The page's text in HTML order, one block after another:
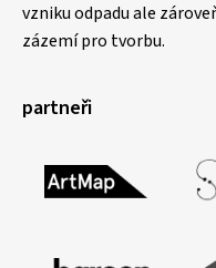
vzniku odpadu ale
zázemí pro tvorbu.
partneři